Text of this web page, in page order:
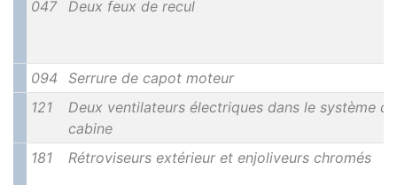
047 Deux feux de recul
094
Serrure de capot moteur
121
Deux ventilateurs électriques dans le système
cabine
181
Rétroviseurs extérieur et enjoliveurs chromés